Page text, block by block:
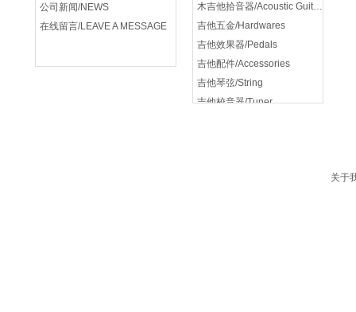
公司新闻/NEWS
在线留言/LEAVE A MESSAGE
木吉他拾音器/Acoustic Guitar Pickup
吉他五金/Hardwares
吉他效果器/Pedals
吉他配件/Accessories
吉他琴弦/String
吉他校音器/Tuner
关于